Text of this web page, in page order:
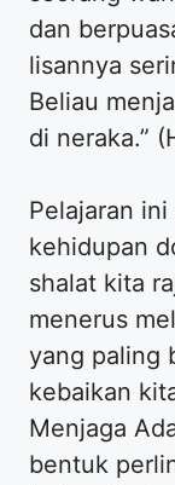
dan
lisannya
Beliau
di neraka.”
Pelajaran
kehidupan
shalat kita
menerus
yang paling
kebaikan
Menjaga
bentuk